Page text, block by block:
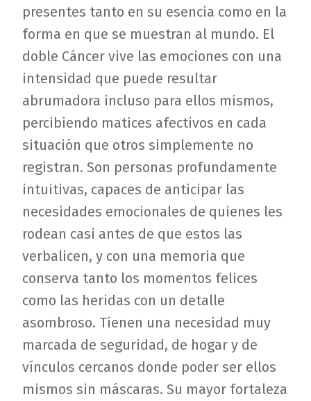
presentes tanto en su esencia como en la
forma en que se muestran al mundo. El
doble Cáncer vive las emociones con una
intensidad que puede resultar
abrumadora incluso para ellos mismos,
percibiendo matices afectivos en cada
situación que otros simplemente no
registran. Son personas profundamente
intuitivas, capaces de anticipar las
necesidades emocionales de quienes les
rodean casi antes de que estos las
verbalicen, y con una memoria que
conserva tanto los momentos felices
como las heridas con un detalle
asombroso. Tienen una necesidad muy
marcada de seguridad, de hogar y de
vínculos cercanos donde poder ser ellos
mismos sin máscaras. Su mayor fortaleza